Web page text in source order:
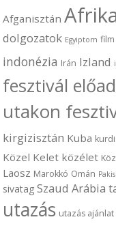
Afganisztán
dolgozatok Egyiptom film
indonézia Irán Izland
fesztivál
utakon
kirgizisztán Kuba
Közel Kelet közélet
Laosz Marokkó Omán
sivatag Szaud Arábia
utazás utazás ajánlat